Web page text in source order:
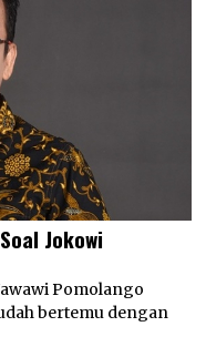
Jokowi
Pomolango
bertemu dengan